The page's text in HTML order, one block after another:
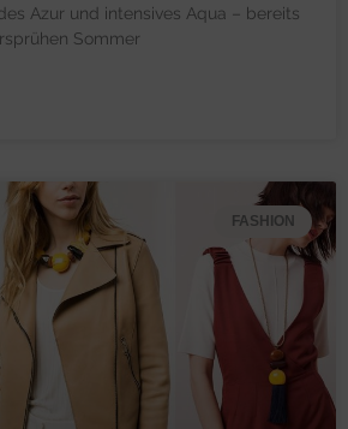
Azur und intensives Aqua – bereits
Sommer
FASHION